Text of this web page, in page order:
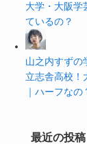
大学・大阪学
ているの？
山之内すずの
立志舎高校！
｜ハーフなの
最近の投稿